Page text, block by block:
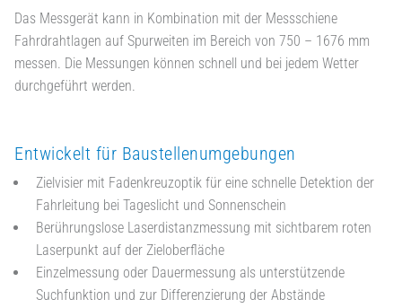
Das Messgerät kann in Kombination mit der Messschiene
Fahrdrahtlagen auf Spurweiten im Bereich von 750 – 1676 mm
messen. Die Messungen können schnell und bei jedem Wetter
durchgeführt werden.
Entwickelt für Baustellenumgebungen
Zielvisier mit Fadenkreuzoptik für eine schnelle Detektion der
Fahrleitung bei Tageslicht und Sonnenschein
Berührungslose Laserdistanzmessung mit sichtbarem roten
Laserpunkt auf der Zieloberfläche
Einzelmessung oder Dauermessung als unterstützende
Suchfunktion und zur Differenzierung der Abstände